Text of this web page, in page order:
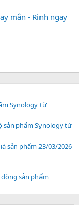
mắn - Rinh ngay
Synology từ
sản phẩm Synology từ
sản phẩm 23/03/2026
sản phẩm